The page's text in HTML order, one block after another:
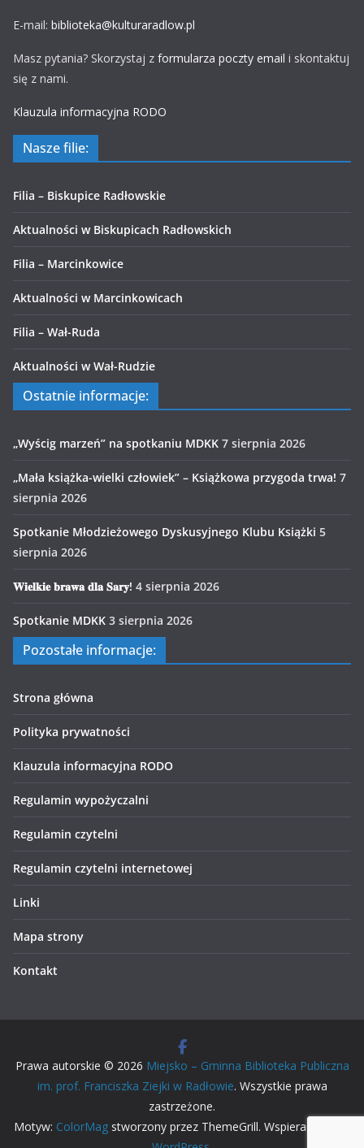
E-mail: biblioteka@kulturaradlow.pl
Masz pytania? Skorzystaj z formularza poczty email i skontaktuj
się z nami.
Klauzula informacyjna RODO
Nasze filie:
Filia – Biskupice Radłowskie
Aktualności w Biskupicach Radłowskich
Filia – Marcinkowice
Aktualności w Marcinkowicach
Filia – Wał-Ruda
Aktualności w Wał-Rudzie
Ostatnie informacje:
„Wyścig marzeń” na spotkaniu MDKK 7 sierpnia 2026
„Mała książka-wielki człowiek” – Książkowa przygoda trwa! 7
sierpnia 2026
Spotkanie Młodzieżowego Dyskusyjnego Klubu Książki 5
sierpnia 2026
𝐖𝐢𝐞𝐥𝐤𝐢𝐞 𝐛𝐫𝐚𝐰𝐚 𝐝𝐥𝐚 𝐒𝐚𝐫𝐲! 4 sierpnia 2026
Spotkanie MDKK 3 sierpnia 2026
Pozostałe informacje:
Strona główna
Polityka prywatności
Klauzula informacyjna RODO
Regulamin wypożyczalni
Regulamin czytelni
Regulamin czytelni internetowej
Linki
Mapa strony
Kontakt
Prawa autorskie © 2026 Miejsko – Gminna Biblioteka Publiczna
im. prof. Franciszka Ziejki w Radłowie. Wszystkie prawa
zastrzeżone.
Motyw: ColorMagstworzony przez ThemeGrill. Wspierane przez